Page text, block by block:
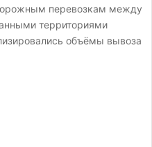
перевозкам между
территориями
объёмы вывоза